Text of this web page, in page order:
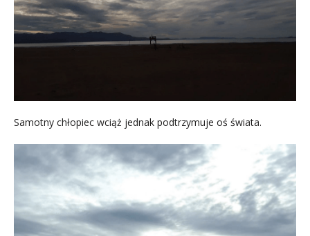
Samotny chłopiec wciąż jednak podtrzymuje oś świata.